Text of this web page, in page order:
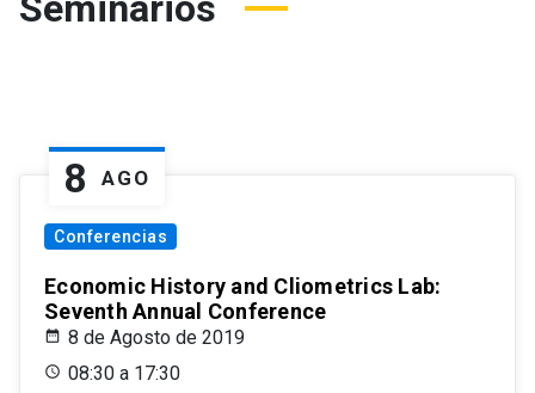
8 AGO
Conferencias
Economic History and Cliometrics Lab:
Seventh Annual Conference
8 de Agosto de 2019
08:30 a 17:30